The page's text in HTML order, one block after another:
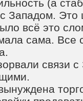
(а
Западом.
всё это
сама. Все
связи